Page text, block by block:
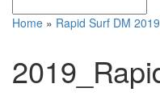
Home » Rapid Surf DM 2019